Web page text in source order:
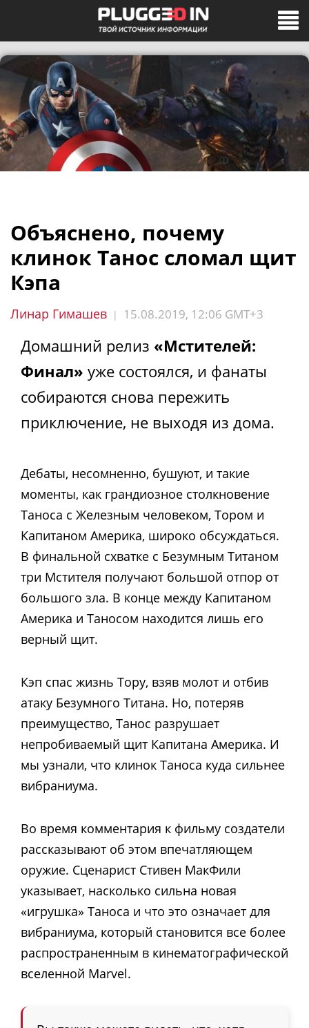
Объяснено, почему
клинок Танос сломал щит
Кэпа
Линар Гимашев | 15.08.2019, 12:06 GMT+3
Домашний релиз «Мстителей:
Финал» уже состоялся, и фанаты
собираются снова пережить
приключение, не выходя из дома.
Дебаты, несомненно, бушуют, и такие
моменты, как грандиозное столкновение
Таноса с Железным человеком, Тором и
Капитаном Америка, широко обсуждаться.
В финальной схватке с Безумным Титаном
три Мстителя получают большой отпор от
большого зла. В конце между Капитаном
Америка и Таносом находится лишь его
верный щит.
Кэп спас жизнь Тору, взяв молот и отбив
атаку Безумного Титана. Но, потеряв
преимущество, Танос разрушает
непробиваемый щит Капитана Америка. И
мы узнали, что клинок Таноса куда сильнее
вибраниума.
Во время комментария к фильму создатели
рассказывают об этом впечатляющем
оружие. Сценарист Стивен МакФили
указывает, насколько сильна новая
«игрушка» Таноса и что это означает для
вибраниума, который становится все более
распространенным в кинематографической
вселенной Marvel.